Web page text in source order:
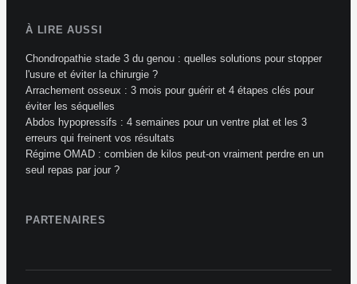
À LIRE AUSSI
Chondropathie stade 3 du genou : quelles solutions pour stopper
l'usure et éviter la chirurgie ?
Arrachement osseux : 3 mois pour guérir et 4 étapes clés pour
éviter les séquelles
Abdos hypopressifs : 4 semaines pour un ventre plat et les 3
erreurs qui freinent vos résultats
Régime OMAD : combien de kilos peut-on vraiment perdre en un
seul repas par jour ?
PARTENAIRES